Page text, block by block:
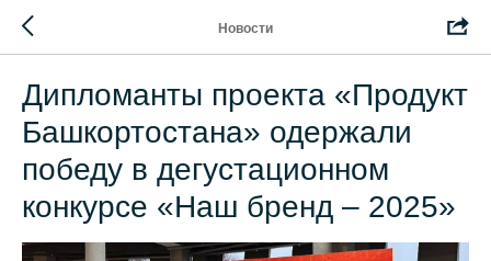
Новости
Дипломанты проекта «Продукт
Башкортостана» одержали
победу в дегустационном
конкурсе «Наш бренд – 2025»